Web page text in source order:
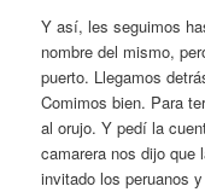
Y así, les seguimos
nombre del mismo,
puerto. Llegamos
Comimos bien. Para
al orujo. Y pedí la
camarera nos dijo que
invitado los peruanos